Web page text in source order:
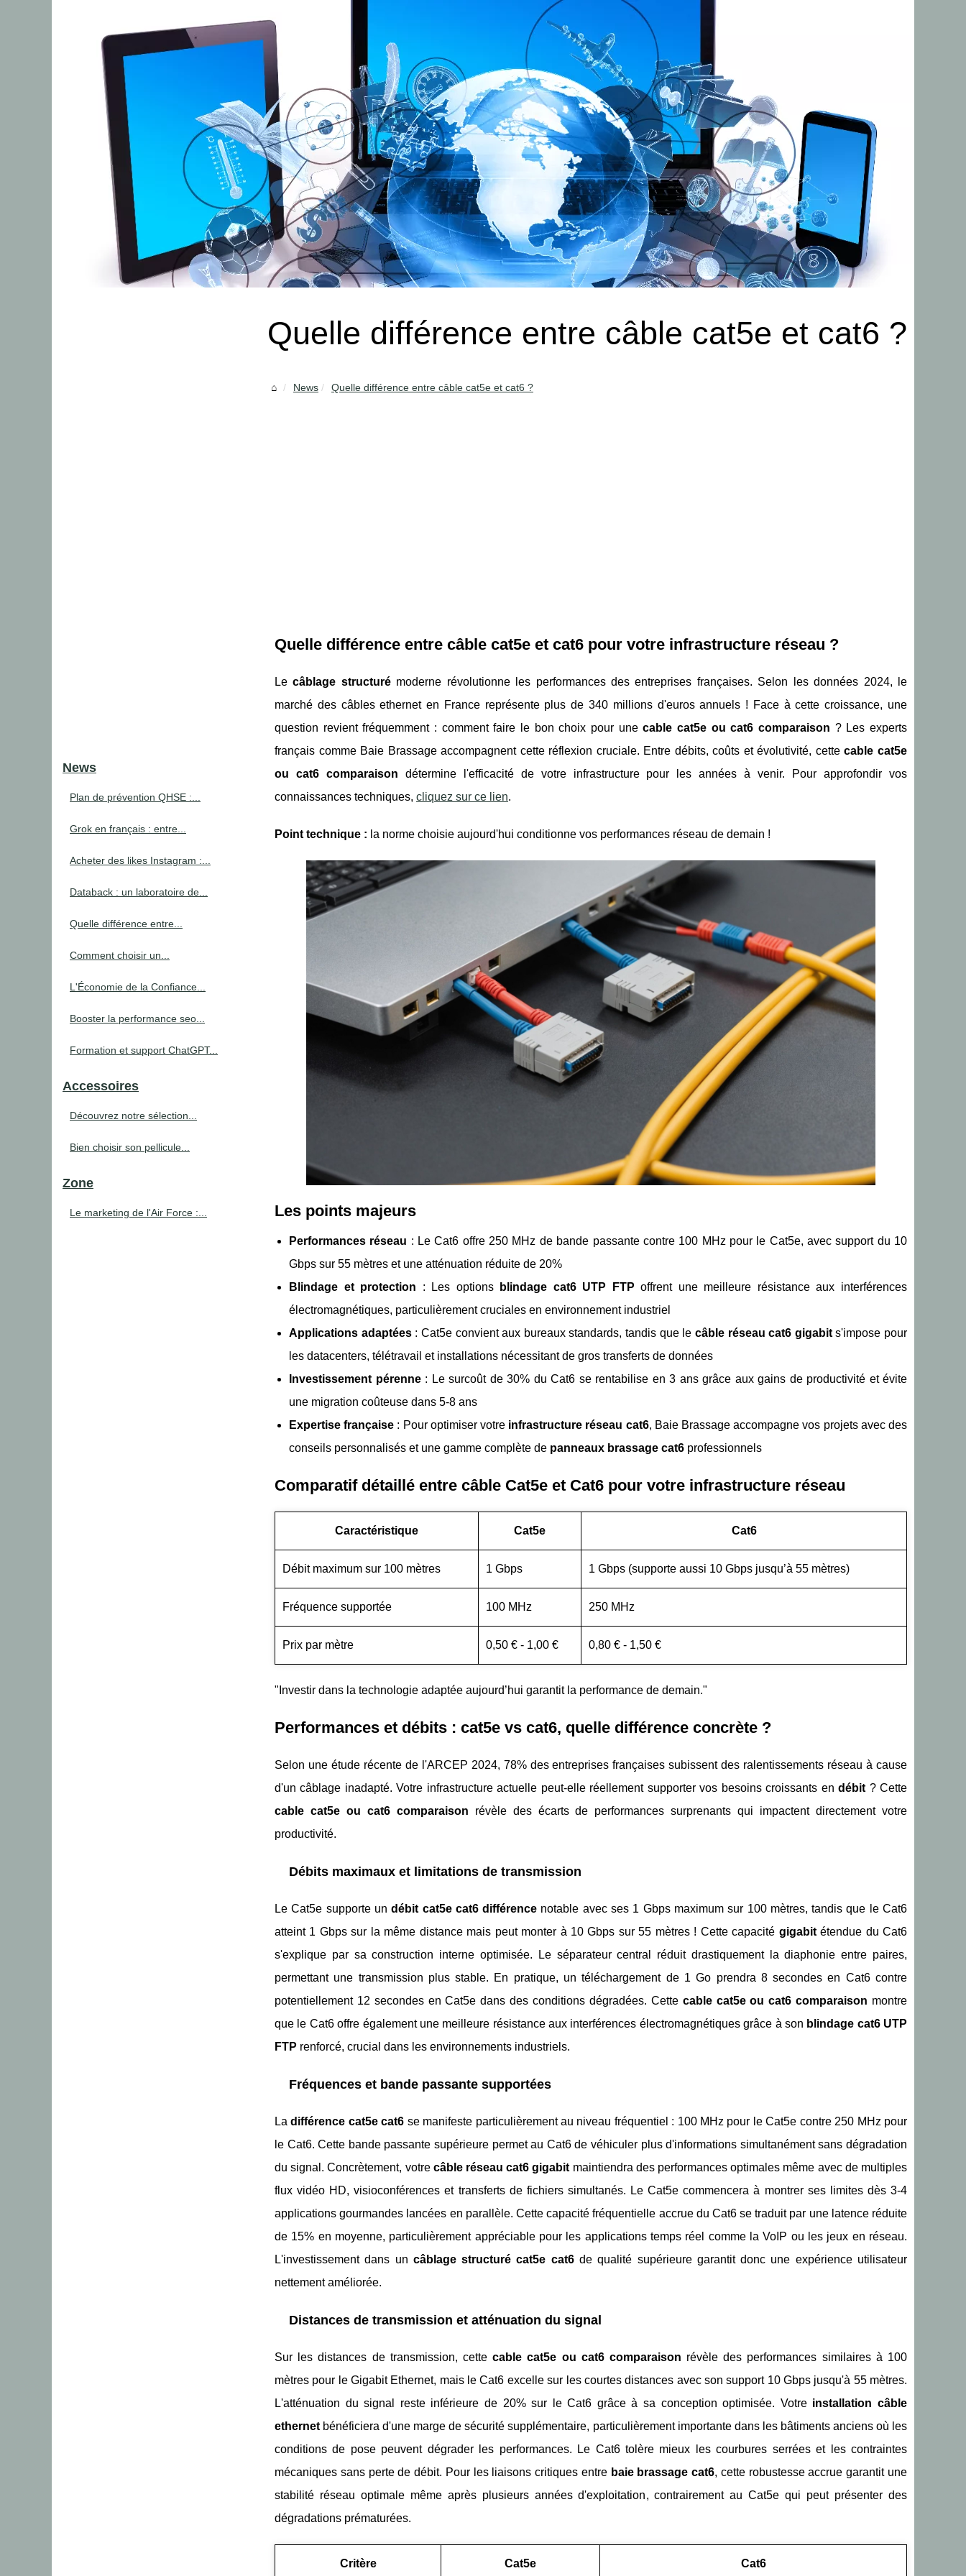
Quelle différence entre câble cat5e et cat6 ?
News Quelle différence entre câble cat5e et cat6 ?
Quelle différence entre câble cat5e et cat6 pour votre infrastructure réseau ?
Lecâblage structurémoderne révolutionne les performances des entreprises françaises. Selon les données 2024, le
marché des câbles ethernet en France représente plus de 340 millions d'euros annuels ! Face à cette croissance, une
question revient fréquemment : comment faire le bon choix pour unecable cat5e ou cat6 comparaison ? Les experts
français comme Baie Brassage accompagnent cette réflexion cruciale. Entre débits, coûts et évolutivité, cettecable cat5e
ou cat6 comparaison détermine l'efficacité de votre infrastructure pour les années à venir. Pour approfondir vos
connaissances techniques, cliquez sur ce lien.
Point technique : la norme choisie aujourd'hui conditionne vos performances réseau de demain !
Les points majeurs
Performances réseau : Le Cat6 offre 250 MHz de bande passante contre 100 MHz pour le Cat5e, avec support du 10
Gbps sur 55 mètres et une atténuation réduite de 20%
Blindage et protection : Les options blindage cat6 UTP FTP offrent une meilleure résistance aux interférences
électromagnétiques, particulièrement cruciales en environnement industriel
Applications adaptées: Cat5e convient aux bureaux standards, tandis que le câble réseau cat6 gigabits'impose pour
les datacenters, télétravail et installations nécessitant de gros transferts de données
Investissement pérenne: Le surcoût de 30% du Cat6 se rentabilise en 3 ans grâce aux gains de productivité et évite
une migration coûteuse dans 5-8 ans
Expertise française : Pour optimiser votre infrastructure réseau cat6, Baie Brassage accompagne vos projets avec des
conseils personnalisés et une gamme complète de panneaux brassage cat6 professionnels
Comparatif détaillé entre câble Cat5e et Cat6 pour votre infrastructure réseau
Caractéristique Cat5e Cat6
Débit maximum sur 100 mètres 1 Gbps 1 Gbps (supporte aussi 10 Gbps jusqu’à 55 mètres)
Fréquence supportée 100 MHz 250 MHz
Prix par mètre 0,50 € - 1,00 € 0,80 € - 1,50 €
"Investir dans la technologie adaptée aujourd’hui garantit la performance de demain."
Performances et débits : cat5e vs cat6, quelle différence concrète ?
Selon une étude récente de l'ARCEP 2024, 78% des entreprises françaises subissent des ralentissements réseau à cause
d'un câblage inadapté. Votre infrastructure actuelle peut-elle réellement supporter vos besoins croissants endébit ? Cette
cable cat5e ou cat6 comparaison révèle des écarts de performances surprenants qui impactent directement votre
productivité.
Débits maximaux et limitations de transmission
Le Cat5e supporte undébit cat5e cat6 différence notable avec ses 1 Gbps maximum sur 100 mètres, tandis que le Cat6
atteint 1 Gbps sur la même distance mais peut monter à 10 Gbps sur 55 mètres ! Cette capacité gigabitétendue du Cat6
s'explique par sa construction interne optimisée. Le séparateur central réduit drastiquement la diaphonie entre paires,
permettant une transmission plus stable. En pratique, un téléchargement de 1 Go prendra 8 secondes en Cat6 contre
potentiellement 12 secondes en Cat5e dans des conditions dégradées. Cette cable cat5e ou cat6 comparaison montre
que le Cat6 offre également une meilleure résistance aux interférences électromagnétiques grâce à son blindage cat6 UTP
FTP renforcé, crucial dans les environnements industriels.
Fréquences et bande passante supportées
Ladifférence cat5e cat6 se manifeste particulièrement au niveau fréquentiel : 100 MHz pour le Cat5e contre 250 MHz pour
le Cat6. Cette bande passante supérieure permet au Cat6 de véhiculer plus d'informations simultanément sans dégradation
du signal. Concrètement, votre câble réseau cat6 gigabit maintiendra des performances optimales même avec de multiples
flux vidéo HD, visioconférences et transferts de fichiers simultanés. Le Cat5e commencera à montrer ses limites dès 3-4
applications gourmandes lancées en parallèle. Cette capacité fréquentielle accrue du Cat6 se traduit par une latence réduite
de 15% en moyenne, particulièrement appréciable pour les applications temps réel comme la VoIP ou les jeux en réseau.
L'investissement dans un câblage structuré cat5e cat6de qualité supérieure garantit donc une expérience utilisateur
nettement améliorée.
Distances de transmission et atténuation du signal
Sur les distances de transmission, cettecable cat5e ou cat6 comparaison révèle des performances similaires à 100
mètres pour le Gigabit Ethernet, mais le Cat6 excelle sur les courtes distances avec son support 10 Gbps jusqu'à 55 mètres.
L'atténuation du signal reste inférieure de 20% sur le Cat6 grâce à sa conception optimisée. Votre installation câble
ethernet bénéficiera d'une marge de sécurité supplémentaire, particulièrement importante dans les bâtiments anciens où les
conditions de pose peuvent dégrader les performances. Le Cat6 tolère mieux les courbures serrées et les contraintes
mécaniques sans perte de débit. Pour les liaisons critiques entre baie brassage cat6, cette robustesse accrue garantit une
stabilité réseau optimale même après plusieurs années d'exploitation, contrairement au Cat5e qui peut présenter des
dégradations prématurées.
Critère Cat5e Cat6
News
Plan de prévention QHSE :...
Grok en français : entre...
Acheter des likes Instagram :...
Databack : un laboratoire de...
Quelle différence entre...
Comment choisir un...
L'Économie de la Confiance...
Booster la performance seo...
Formation et support ChatGPT...
Accessoires
Découvrez notre sélection...
Bien choisir son pellicule...
Zone
Le marketing de l'Air Force :...